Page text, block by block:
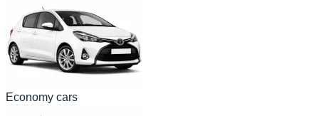
Economy cars